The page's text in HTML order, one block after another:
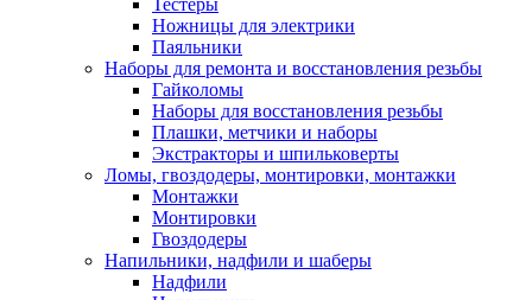
Тестеры
Ножницы для электрики
Паяльники
Наборы для ремонта и восстановления резьбы
Гайколомы
Наборы для восстановления резьбы
Плашки, метчики и наборы
Экстракторы и шпильковерты
Ломы, гвоздодеры, монтировки, монтажки
Монтажки
Монтировки
Гвоздодеры
Напильники, надфили и шаберы
Надфили